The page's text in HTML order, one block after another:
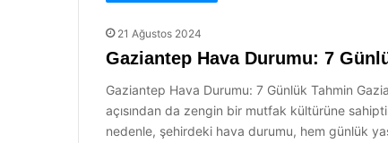
21 Ağustos 2024
Gaziantep Hava Durumu: 7
Gaziantep Hava Durumu: 7 Günlük Tahmin
açısından da zengin bir mutfak kültürüne
nedenle, şehirdeki hava durumu, hem günlük